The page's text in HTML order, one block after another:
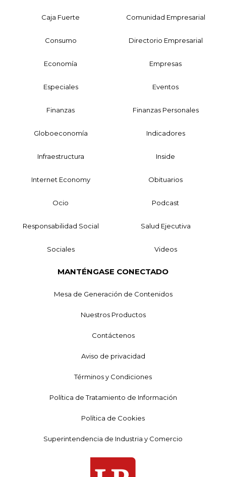
Caja Fuerte Comunidad Empresarial
Consumo Directorio Empresarial
Economía Empresas
Especiales Eventos
Finanzas Finanzas Personales
Globoeconomía Indicadores
Infraestructura Inside
Internet Economy Obituarios
Ocio Podcast
Responsabilidad Social Salud Ejecutiva
Sociales Videos
MANTÉNGASE CONECTADO
Mesa de Generación de Contenidos
Nuestros Productos
Contáctenos
Aviso de privacidad
Términos y Condiciones
Política de Tratamiento de Información
Política de Cookies
Superintendencia de Industria y Comercio